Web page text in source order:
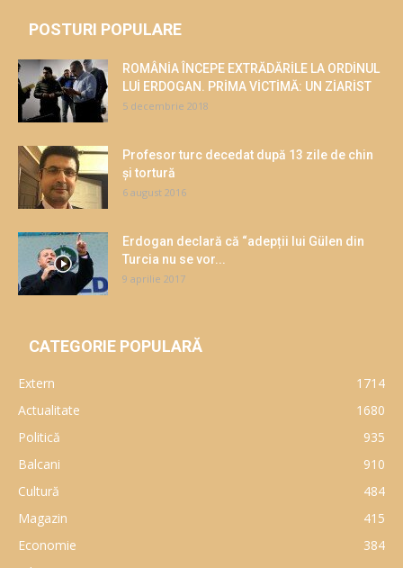
POSTURI POPULARE
ROMÂNİA ÎNCEPE EXTRĂDĂRİLE LA ORDİNUL
LUİ ERDOGAN. PRİMA VİCTİMĂ: UN ZİARİST
5 decembrie 2018
Profesor turc decedat după 13 zile de chin
și tortură
6 august 2016
Erdogan declară că “adepții lui Gülen din
Turcia nu se vor...
9 aprilie 2017
CATEGORIE POPULARĂ
Extern
1714
Actualitate
1680
Politică
935
Balcani
910
Cultură
484
Magazin
415
Economie
384